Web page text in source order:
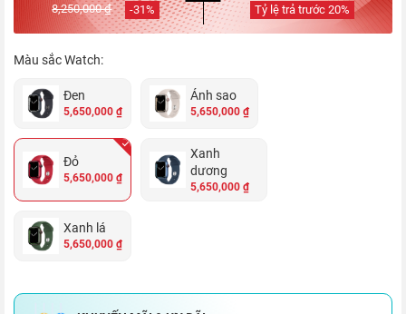
8,250,000 ₫ -31% Tỷ lệ trả trước20%
Màu sắc Watch:
Đen
5,650,000 ₫
Ánh sao
5,650,000 ₫
Đỏ
5,650,000 ₫
Xanh
dương
5,650,000 ₫
Xanh lá
5,650,000 ₫